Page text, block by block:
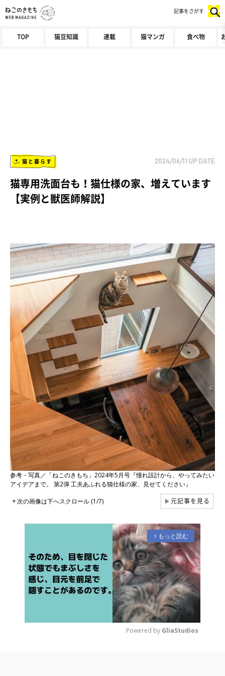
TOP 猫豆知識 連載 猫マンガ 食べ物
記事をさがす
猫と暮らす 2024/06/11 UP DATE
猫専用洗面台も！猫仕様の家、増えています
【実例と獣医師解説】
参考・写真／「ねこのきもち」2024年5月号『憧れ設計から、やってみたい
アイデアまで。 第2弾 工夫あふれる猫仕様の家、見せてください』
▼次の画像は下へスクロール (1/7) ▶元記事を見る
arrow_forward_ios もっと読む
Powered by GliaStudios